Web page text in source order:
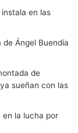
en las
Ángel Buendía
de
sueñan con las
en la lucha por